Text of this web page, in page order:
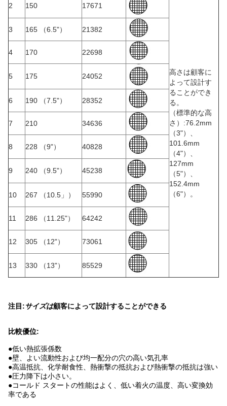
高さは顧客に
よって設計す
ることができ
る。
（標準的な高
さ）:76.2mm
（3"）、
101.6mm
（4"）、
127mm
（5"）、
152.4mm
（6"）。
2 150 17671
3 165 （6.5"） 21382
4 170 22698
5 175 24052
6 190 （7.5"） 28352
7 210 34636
8 228 （9"） 40828
9 240 （9.5"） 45238
10 267 （10.5」） 55990
11 286 （11.25"） 64242
12 305 （12"） 73061
13 330 （13"） 85529
注目:サイズは顧客によって設計することができる
比較優位:
●低い熱拡張係数
●壁、よい流動性および均一配分の穴の高い気孔率
●高温抵抗、化学耐食性、熱衝撃の抵抗および熱衝撃の抵抗は強い
●圧力降下は小さい。
●コールド スタートの性能はよく、低い着火の温度、高い変換効
率である